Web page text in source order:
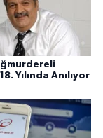
Yılında Anılıyor